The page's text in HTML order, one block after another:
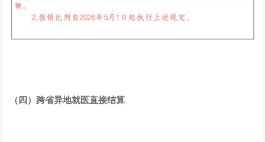
（四）跨省异地就医直接结算